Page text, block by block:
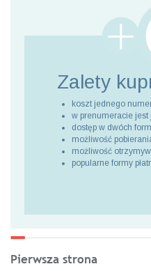
Zalety
koszt jednego
w prenumeracie
dostęp w dwóch
możliwość
możliwość
popularne formy
Pierwsza strona